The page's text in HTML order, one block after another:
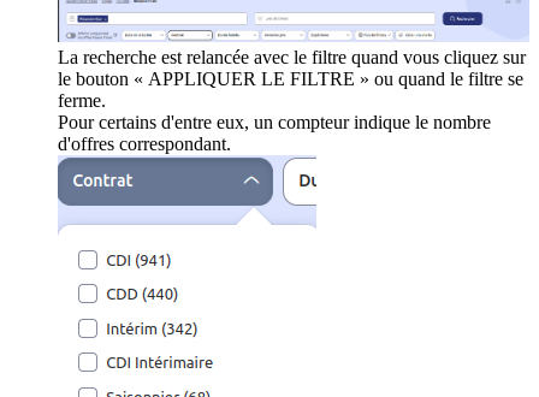
La recherche est relancée avec le filtre quand vous cliquez sur
le bouton « APPLIQUER LE FILTRE » ou quand le filtre se
ferme.
Pour certains d'entre eux, un compteur indique le nombre
d'offres correspondant.